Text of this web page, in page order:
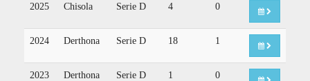
2025 Chisola Serie D 4 0
2024 Derthona Serie D 18 1
2023 Derthona Serie D 1 0